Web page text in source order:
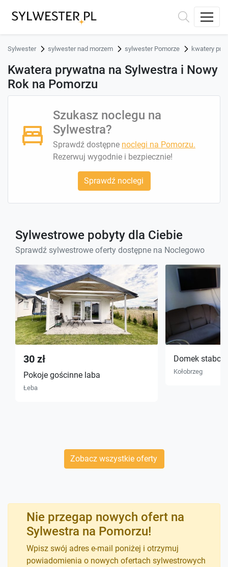
Sylwester sylwester nad morzem sylwester Pomorze kwatery
Kwatera prywatna na Sylwestra i Nowy
Rok na Pomorzu
Szukasz noclegu na
Sylwestra?
Sprawdź dostępne noclegi na Pomorzu.
Rezerwuj wygodnie i bezpiecznie!
Sprawdź noclegi
Sylwestrowe pobyty dla Ciebie
Sprawdź sylwestrowe oferty dostępne na Noclegowo
30 zł
Pokoje gościnne laba
Łeba
Domek stabol
Kołobrzeg
Zobacz wszystkie oferty
Nie przegap nowych ofert na
Sylwestra na Pomorzu!
Wpisz swój adres e-mail poniżej i otrzymuj
powiadomienia o nowych ofertach sylwestrowych